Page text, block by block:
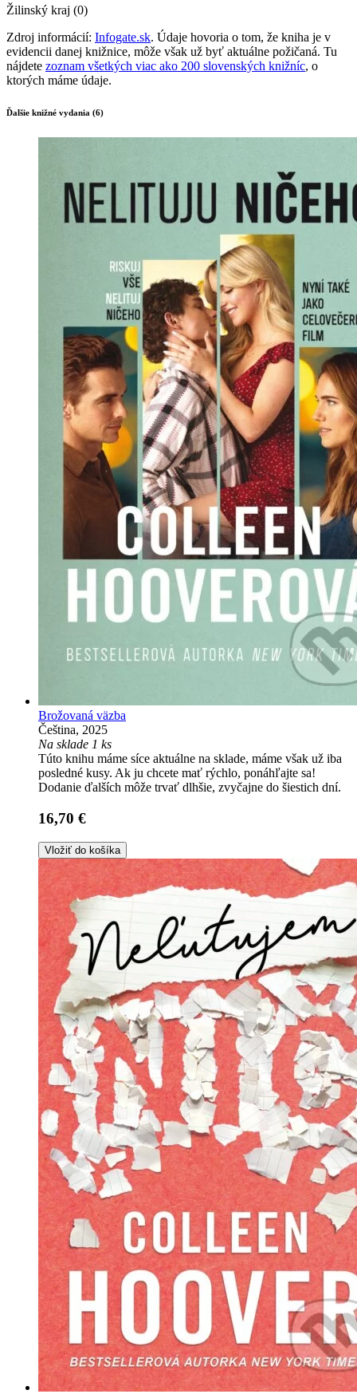
Žilinský kraj (0)
Zdroj informácií: Infogate.sk. Údaje hovoria o tom, že kniha je v
evidencii danej knižnice, môže však už byť aktuálne požičaná. Tu
nájdete zoznam všetkých viac ako 200 slovenských knižníc, o
ktorých máme údaje.
Ďalšie knižné vydania (6)
Brožovaná väzba
Čeština, 2025
Na sklade 1 ks
Túto knihu máme síce aktuálne na sklade, máme však už iba
posledné kusy. Ak ju chcete mať rýchlo, ponáhľajte sa!
Dodanie ďalších môže trvať dlhšie, zvyčajne do šiestich dní.
16,70 €
Vložiť do košíka